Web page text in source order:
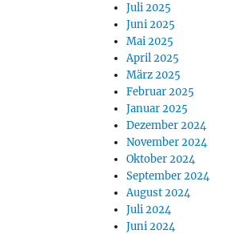
Juli 2025
Juni 2025
Mai 2025
April 2025
März 2025
Februar 2025
Januar 2025
Dezember 2024
November 2024
Oktober 2024
September 2024
August 2024
Juli 2024
Juni 2024